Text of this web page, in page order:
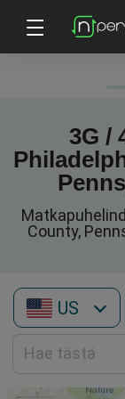
3G /
County,
US